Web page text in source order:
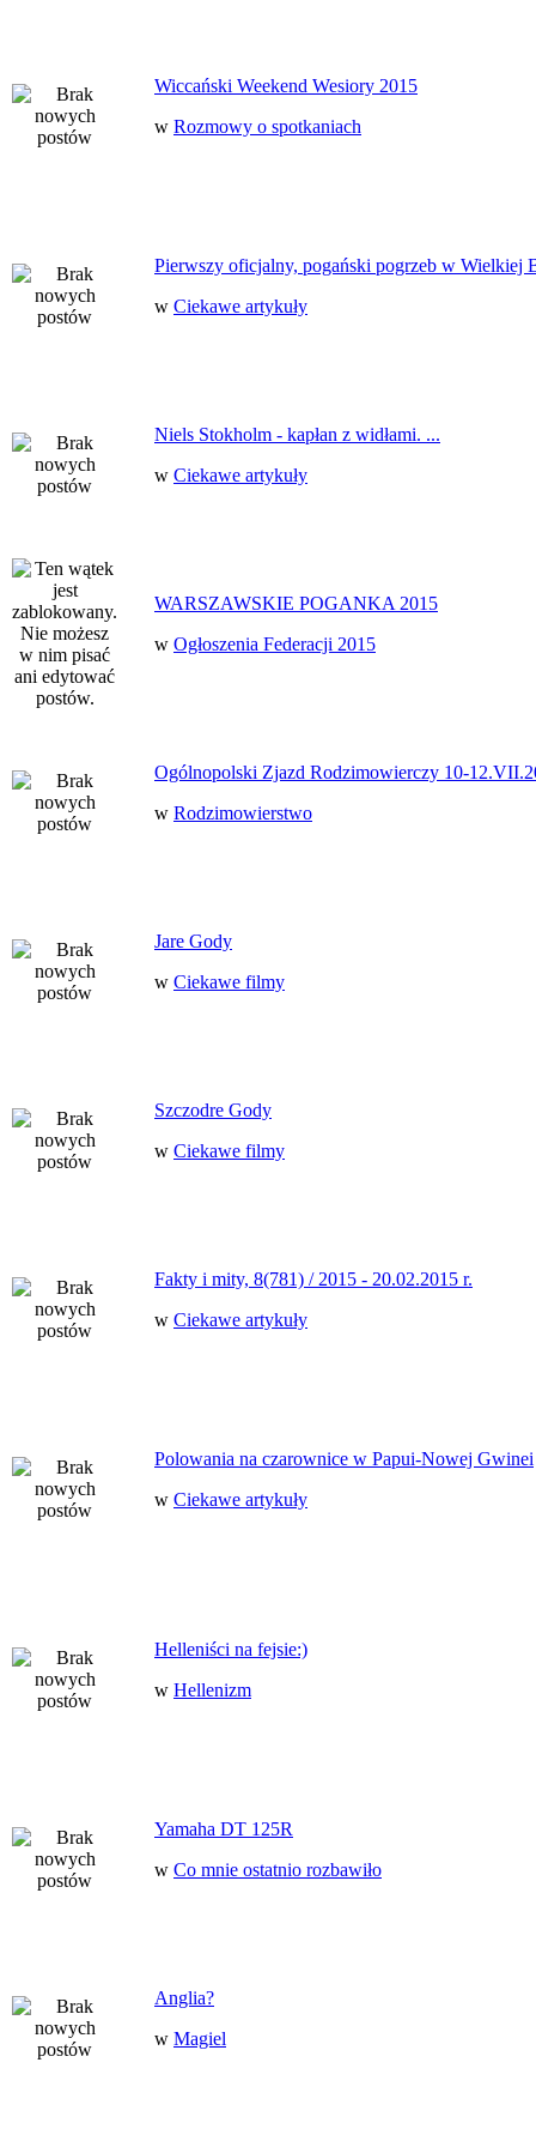
Wiccański Weekend Wesiory 2015
w Rozmowy o spotkaniach
Pierwszy oficjalny, pogański pogrzeb w Wielkiej
w Ciekawe artykuły
Niels Stokholm - kapłan z widłami. ...
w Ciekawe artykuły
WARSZAWSKIE POGANKA 2015
w Ogłoszenia Federacji 2015
Ogólnopolski Zjazd Rodzimowierczy 10-
w Rodzimowierstwo
Jare Gody
w Ciekawe filmy
Szczodre Gody
w Ciekawe filmy
Fakty i mity, 8(781) / 2015 - 20.02.2015 r.
w Ciekawe artykuły
Polowania na czarownice w Papui-Nowej Gwinei
w Ciekawe artykuły
Helleniści na fejsie:)
w Hellenizm
Yamaha DT 125R
w Co mnie ostatnio rozbawiło
Anglia?
w Magiel